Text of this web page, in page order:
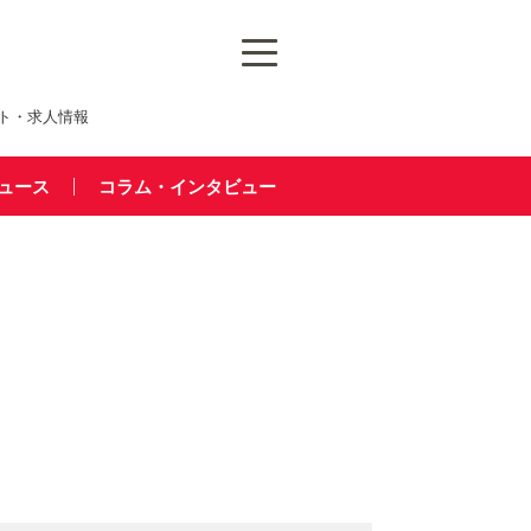
・求人情報
ース コラム・インタビュー